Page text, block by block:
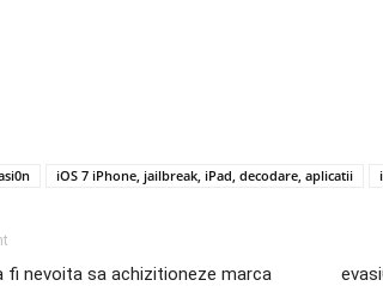
iOS 7 iPhone, jailbreak, iPad, decodare, aplicatii
fi nevoita sa achizitioneze marca